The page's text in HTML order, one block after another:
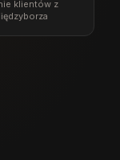
klientów z